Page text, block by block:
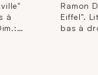
à
Ramon
Eiffel".
bas à